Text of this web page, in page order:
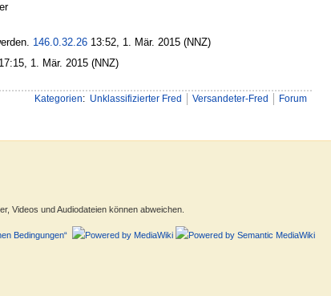
146.0.32.26 13:52, 1. Mär. 2015 (NNZ)
1. Mär. 2015 (NNZ)
Kategorien: Unklassifizierter Fred Versandeter-Fred Forum
Videos und Audiodateien können abweichen.